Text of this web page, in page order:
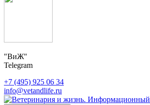
"ВиЖ"
Telegram
+7 (495) 925 06 34
info@vetandlife.ru